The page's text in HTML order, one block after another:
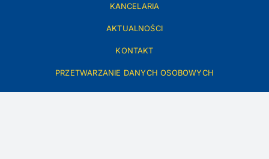
KANCELARIA
AKTUALNOŚCI
KONTAKT
PRZETWARZANIE DANYCH OSOBOWYCH